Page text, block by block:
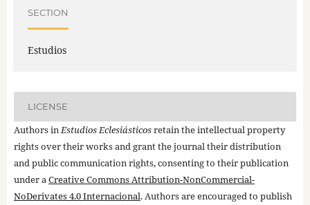
SECTION
Estudios
LICENSE
Authors inEstudios Eclesiásticosretain the intellectual property
rights over their works and grant the journal their distribution
and public communication rights, consenting to their publication
under aCreative Commons Attribution-NonCommercial-
NoDerivates 4.0 Internacional. Authors are encouraged to publish